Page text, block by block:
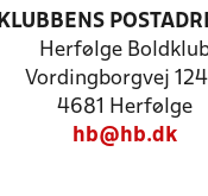
KLUBBENS
Herfølge
Vordingborgvej 124
4681 Herfølge
hb@hb.dk